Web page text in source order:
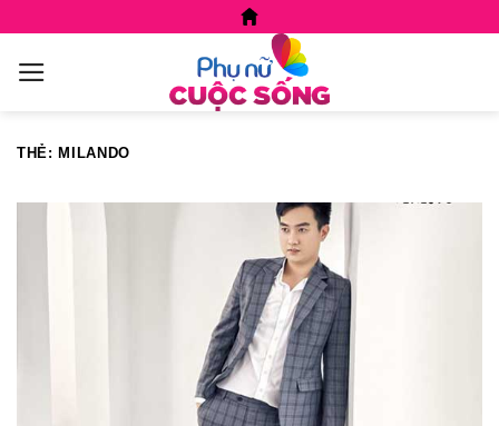
content
THẺ: MILANDO